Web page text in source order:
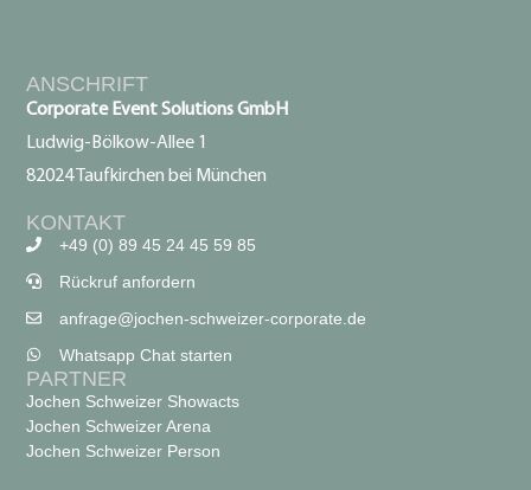
ANSCHRIFT
Corporate Event Solutions GmbH
Ludwig-Bölkow-Allee 1
82024 Taufkirchen bei München
KONTAKT
+49 (0) 89 45 24 45 59 85
Rückruf anfordern
anfrage@jochen-schweizer-corporate.de
Whatsapp Chat starten
PARTNER
Jochen Schweizer Showacts
Jochen Schweizer Arena
Jochen Schweizer Person